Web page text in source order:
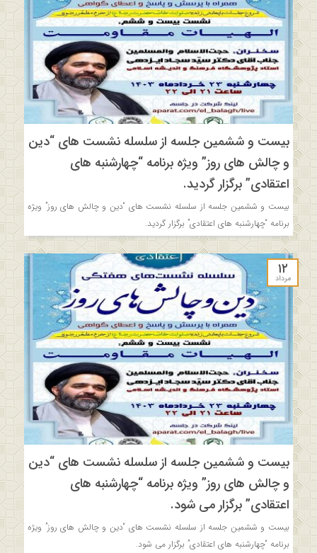
بیست و ششمین جلسه از سلسله نشست های “دین
و چالش های روز” ویژه برنامه “چهارشنبه های
اعتقادی” برگزار گردید.
بیست و ششمین جلسه از سلسله نشست های “دین و چالش های روز” ویژه
برنامه “چهارشنبه های اعتقادی” برگزار گردید.
۱۲
مرداد
بیست و ششمین جلسه از سلسله نشست های “دین
و چالش های روز” ویژه برنامه “چهارشنبه های
اعتقادی” برگزار می شود.
بیست و ششمین جلسه از سلسله نشست های “دین و چالش های روز” ویژه
برنامه “چهارشنبه های اعتقادی” برگزار می شود.